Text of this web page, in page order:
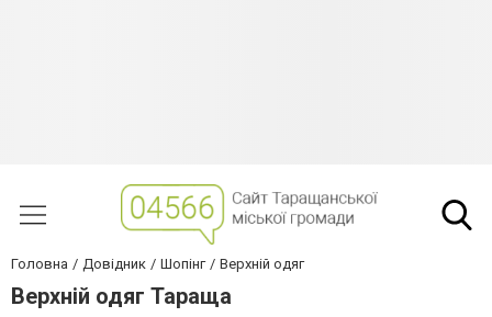
Головна Довідник Шопінг Верхній одяг
Верхній одяг Тараща